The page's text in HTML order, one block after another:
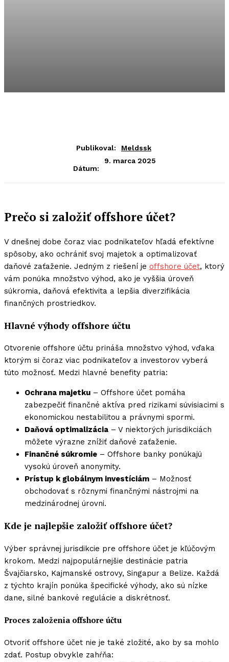
Publikoval: Meldssk
Dátum:
9. marca 2025
Prečo si založiť offshore účet?
V dnešnej dobe čoraz viac podnikateľov hľadá efektívne
spôsoby, ako ochrániť svoj majetok a optimalizovať
daňové zaťaženie. Jedným z riešení je offshore účet, ktorý
vám ponúka množstvo výhod, ako je vyššia úroveň
súkromia, daňová efektivita a lepšia diverzifikácia
finančných prostriedkov.
Hlavné výhody offshore účtu
Otvorenie offshore účtu prináša množstvo výhod, vďaka
ktorým si čoraz viac podnikateľov a investorov vyberá
túto možnosť. Medzi hlavné benefity patria:
Ochrana majetku – Offshore účet pomáha
zabezpečiť finančné aktíva pred rizikami súvisiacimi s
ekonomickou nestabilitou a právnymi spormi.
Daňová optimalizácia – V niektorých jurisdikciách
môžete výrazne znížiť daňové zaťaženie.
Finančné súkromie – Offshore banky ponúkajú
vysokú úroveň anonymity.
Prístup k globálnym investíciám – Možnosť
obchodovať s rôznymi finančnými nástrojmi na
medzinárodnej úrovni.
Kde je najlepšie založiť offshore účet?
Výber správnej jurisdikcie pre offshore účet je kľúčovým
krokom. Medzi najpopulárnejšie destinácie patria
Švajčiarsko, Kajmanské ostrovy, Singapur a Belize. Každá
z týchto krajín ponúka špecifické výhody, ako sú nízke
dane, silné bankové regulácie a diskrétnosť.
Proces založenia offshore účtu
Otvoriť offshore účet nie je také zložité, ako by sa mohlo
zdať. Postup obvykle zahŕňa: